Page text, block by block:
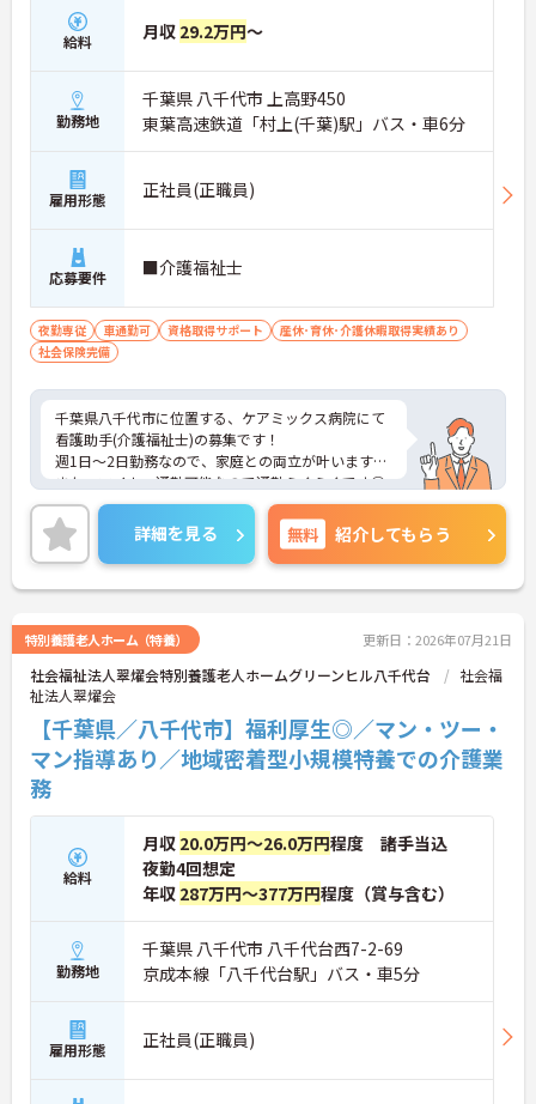
給料 月収 29.2万円～
勤務地
千葉県 八千代市 上高野450
東葉高速鉄道「村上(千葉)駅」バス・車6分
雇用形態 正社員(正職員)
応募要件 ■介護福祉士
夜勤専従 車通勤可 資格取得サポート
産休･育休･介護休暇取得実績あり
社会保険完備
千葉県八千代市に位置する、ケアミックス病院にて
看護助手(介護福祉士)の募集です！
週1日～2日勤務なので、家庭との両立が叶います☆
また、マイカー通勤可能なので通勤らくらくです◎
ご興味のある方には、面接対策ポイントなど、さら
に詳細をお話しいたしますのでお気軽にご相談くだ
さい！
詳細を見る 無料 紹介してもらう
特別養護老人ホーム（特養） 更新日：2026年07月21日
社会福祉法人翠燿会特別養護老人ホームグリーンヒル八千代台
社会福
祉法人翠燿会
【千葉県／八千代市】福利厚生◎／マン・ツー・
マン指導あり／地域密着型小規模特養での介護業
務
給料
月収 20.0万円～26.0万円程度 諸手当込
夜勤4回想定
年収 287万円～377万円程度（賞与含む）
勤務地
千葉県 八千代市 八千代台西7-2-69
京成本線「八千代台駅」バス・車5分
雇用形態 正社員(正職員)